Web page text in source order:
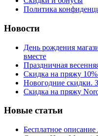
Политика
Новости
День рождения
вместе
Праздничная
Скидка на пряжу
Новогодние скидки.
Скидка на пряжу
Новые статьи
Бесплатное описание